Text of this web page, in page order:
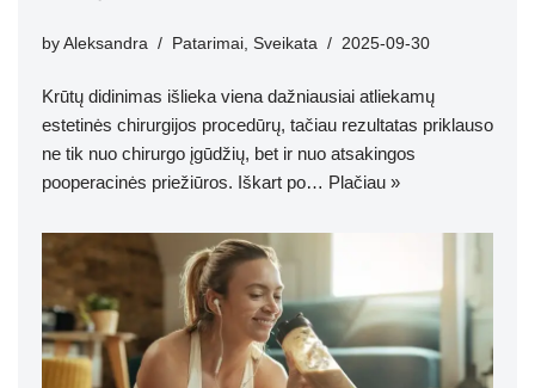
by Aleksandra Patarimai, Sveikata 2025-09-30
Krūtų didinimas išlieka viena dažniausiai atliekamų
estetinės chirurgijos procedūrų, tačiau rezultatas priklauso
ne tik nuo chirurgo įgūdžių, bet ir nuo atsakingos
pooperacinės priežiūros. Iškart po… Plačiau »